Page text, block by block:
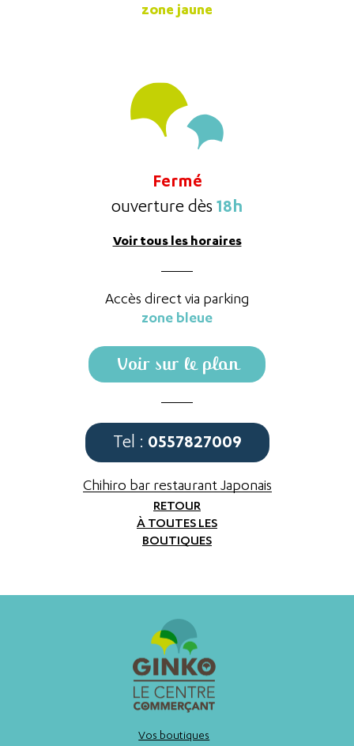
zone jaune
Fermé
ouverture dès 18h
Voir tousles horaires
Accès direct via parking
zone bleue
Voir sur le plan
Tel : 0557827009
Chihiro bar restaurant Japonais
RETOUR
À TOUTES LES
BOUTIQUES
Vos boutiques